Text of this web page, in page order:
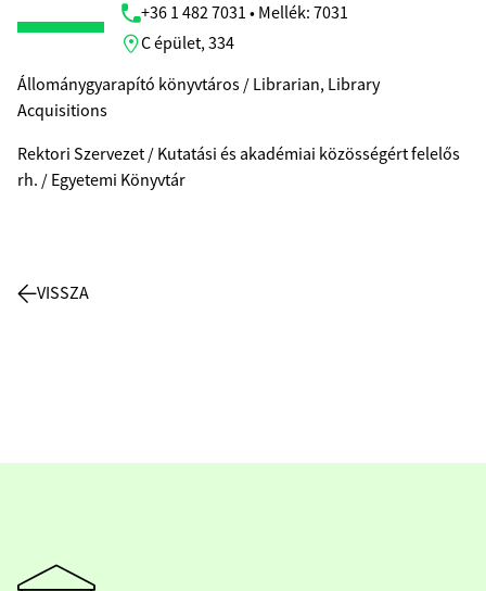
+36 1 482 7031 • Mellék: 7031
C épület, 334
Állománygyarapító könyvtáros / Librarian, Library
Acquisitions
Rektori Szervezet / Kutatási és akadémiai közösségért felelős
rh. / Egyetemi Könyvtár
VISSZA